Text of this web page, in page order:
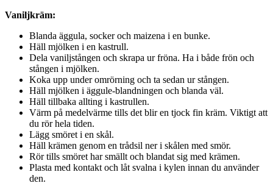
Vaniljkräm:
Blanda äggula, socker och maizena i en bunke.
Häll mjölken i en kastrull.
Dela vaniljstången och skrapa ur fröna. Ha i både frön och
stången i mjölken.
Koka upp under omrörning och ta sedan ur stången.
Häll mjölken i äggule-blandningen och blanda väl.
Häll tillbaka allting i kastrullen.
Värm på medelvärme tills det blir en tjock fin kräm. Viktigt att
du rör hela tiden.
Lägg smöret i en skål.
Häll krämen genom en trådsil ner i skålen med smör.
Rör tills smöret har smällt och blandat sig med krämen.
Plasta med kontakt och låt svalna i kylen innan du använder
den.